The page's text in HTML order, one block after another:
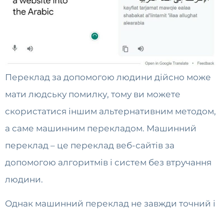
Переклад за допомогою людини дійсно може
мати людську помилку, тому ви можете
скористатися іншим альтернативним методом,
а саме машинним перекладом. Машинний
переклад – це переклад веб-сайтів за
допомогою алгоритмів і систем без втручання
людини.
Однак машинний переклад не завжди точний і